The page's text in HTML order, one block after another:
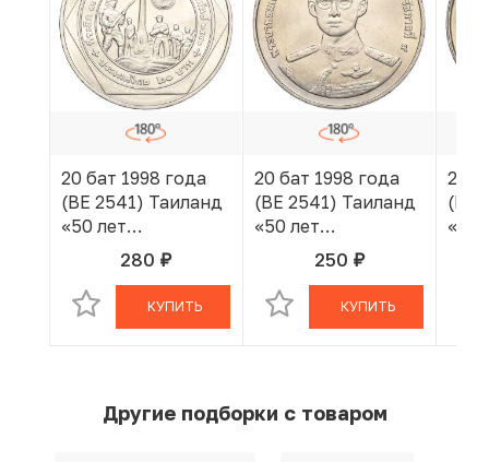
20 бат 1998 года
(BE 2541) Таиланд
«50 лет
организации
280 руб.
В КОРЗИНЕ
КУПИТЬ
20 бат 1998 года
(BE 2541) Таиланд
«50 лет
организации
250 руб.
В КОРЗИНЕ
КУПИТЬ
20
(BE
«50
Другие подборки с товаром